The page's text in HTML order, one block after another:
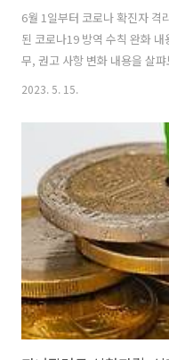
6월 1일부터 코로나 확진자 격
된 코로나19 방역 수칙 완화
무, 권고 사항 변화 내용을 살
및 학교 출석에 대한 내용까지
것도 쉽지 않은 일입니다. 코
수칙을 지켜야 하지만 재감염
은 국민 모두에게 힘든 일이었
명률이 감소하면서 정부는 코
계로 하향 조정하기로 결정했
마스..
2023. 5. 15.